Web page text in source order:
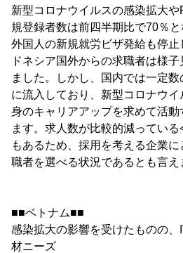
新型コロナウイルスの感染拡大
規登録者数は前四半期比で70％と
外国人の新規就労ビザ発給も停
ドネシア国外からの求職者は様
ました。しかし、国内では一定
に流入しており、新型コロナウ
身のキャリアアップを求めて活
ます。求人数が比較的減ってい
もあるため、採用を考える企業
職者を選べる状況であるとも言え
■■ベトナム■■
感染拡大の影響を受けたものの、
材ニーズ